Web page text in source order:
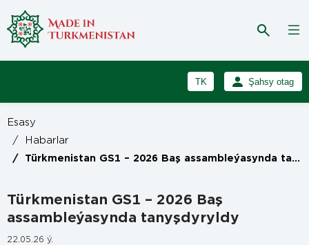
TK
RU
Şahsy otag
Esasy
/
Habarlar
/ Türkmenistan GS1 – 2026 Baş assambleýasynda tanyşdyryldy
Türkmenistan GS1 – 2026 Baş
assambleýasynda tanyşdyryldy
22.05.26 ý.